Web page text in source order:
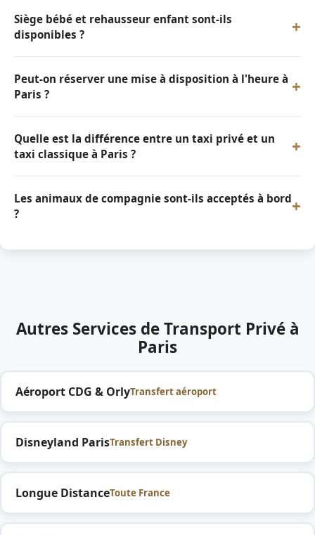
Siège bébé et rehausseur enfant sont-ils
disponibles ?
+
Peut-on réserver une mise à disposition à l'heure à
Paris ?
+
Quelle est la différence entre un taxi privé et un
taxi classique à Paris ?
+
Les animaux de compagnie sont-ils acceptés à bord
?
+
Autres Services de Transport Privé à
Paris
Aéroport CDG & OrlyTransfert aéroport
Disneyland ParisTransfert Disney
Longue DistanceToute France